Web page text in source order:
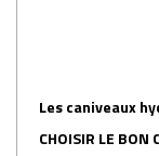
Les caniveaux
CHOISIR LE BON